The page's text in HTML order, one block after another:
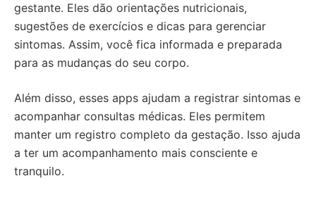
gestante. Eles dão orientações nutricionais,
sugestões de exercícios e dicas para gerenciar
sintomas. Assim, você fica informada e preparada
para as mudanças do seu corpo.
Além disso, esses apps ajudam a registrar sintomas e
acompanhar consultas médicas. Eles permitem
manter um registro completo da gestação. Isso ajuda
a ter um acompanhamento mais consciente e
tranquilo.